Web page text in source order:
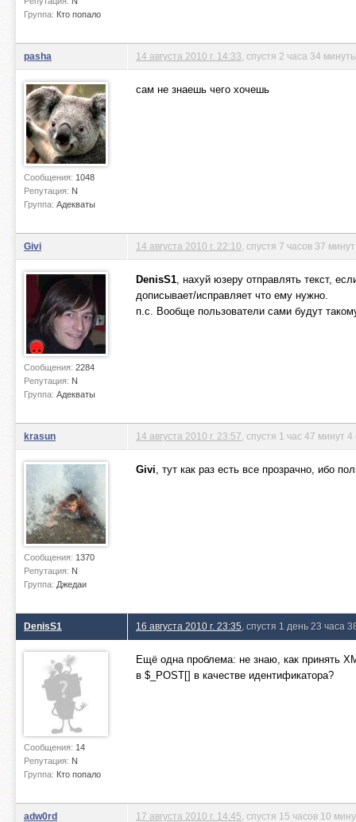
Группа: Кто попало
pasha
Сообщения: 1048
Репутация: N
Группа: Адекваты
14 августа 2010 г. 14:33 , спустя 2 часа 34
сам не знаешь чего хочешь
Givi
Сообщения: 2284
Репутация: N
Группа: Адекваты
14 августа 2010 г. 22:10 , спустя 7 часов 37
DenisS1, нахуй юзеру отправлять текст,
дописывает/исправляет что ему нужно.
п.с. Вообще пользователи сами будут
krasun
Сообщения: 1370
Репутация: N
Группа: Джедаи
14 августа 2010 г. 23:57 , спустя 1 час 47 минут
Givi, тут как раз есть все прозрачно, ибо
DenisS1
Сообщения: 14
Репутация: N
Группа: Кто попало
16 августа 2010 г. 23:35 , спустя 1 день 23 часа
Ещё одна проблема: не знаю, как принять
в $_POST[] в качестве идентификатора?
adw0rd 17 августа 2010 г. 14:45 , спустя 15 часов 10